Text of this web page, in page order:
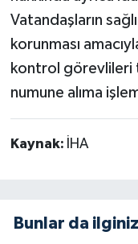
Vatandaşların
korunması
kontrol görevlileri
numune alıma
Kaynak: İHA
Bunlar da